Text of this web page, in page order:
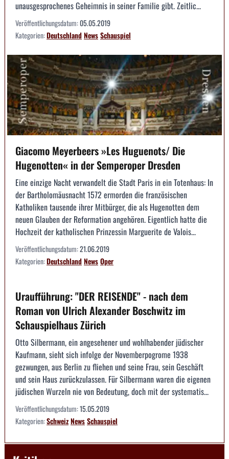
unausgesprochenes Geheimnis in seiner Familie gibt. Zeitlic...
Veröffentlichungsdatum:05.05.2019
Kategorien:DeutschlandNewsSchauspiel
Giacomo Meyerbeers »Les Huguenots/ Die
Hugenotten« in der Semperoper Dresden
Eine einzige Nacht verwandelt die Stadt Paris in ein Totenhaus: In
der Bartholomäusnacht 1572 ermorden die französischen
Katholiken tausende ihrer Mitbürger, die als Hugenotten dem
neuen Glauben der Reformation angehören. Eigentlich hatte die
Hochzeit der katholischen Prinzessin Marguerite de Valois...
Veröffentlichungsdatum:21.06.2019
Kategorien:DeutschlandNewsOper
Uraufführung: "DER REISENDE" - nach dem
Roman von Ulrich Alexander Boschwitz im
Schauspielhaus Zürich
Otto Silbermann, ein angesehener und wohlhabender jüdischer
Kaufmann, sieht sich infolge der Novemberpogrome 1938
gezwungen, aus Berlin zu fliehen und seine Frau, sein Geschäft
und sein Haus zurückzulassen. Für Silbermann waren die eigenen
jüdischen Wurzeln nie von Bedeutung, doch mit der systematis...
Veröffentlichungsdatum:15.05.2019
Kategorien:SchweizNewsSchauspiel